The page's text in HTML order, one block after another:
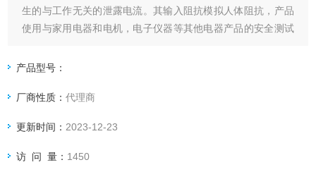
生的与工作无关的泄露电流。其输入阻抗模拟人体阻抗，产品
使用与家用电器和电机，电子仪器等其他电器产品的安全测试
GB4706.1-2005，IEC60335.1-2004等国内外安规标准测试，
产品型号：
厂商性质：代理商
更新时间： 2023-12-23
访 问 量： 1450